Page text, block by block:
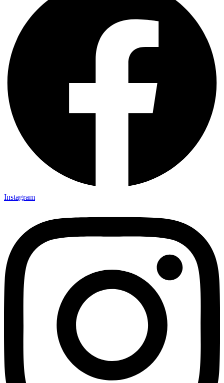
Instagram